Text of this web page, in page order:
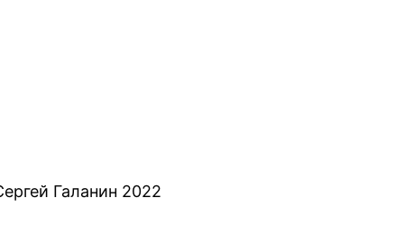
Галанин 2022